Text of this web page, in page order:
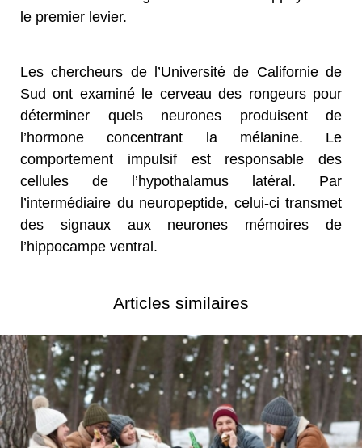
le premier levier.
Les chercheurs de l’Université de Californie de
Sud ont examiné le cerveau des rongeurs pour
déterminer quels neurones produisent de
l’hormone concentrant la mélanine. Le
comportement impulsif est responsable des
cellules de l’hypothalamus latéral. Par
l’intermédiaire du neuropeptide, celui-ci transmet
des signaux aux neurones mémoires de
l’hippocampe ventral.
Articles similaires